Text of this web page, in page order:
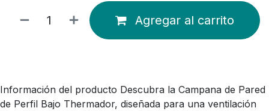
Agregar al carrito
Información del producto Descubra la Campana de Pared
de Perfil Bajo Thermador, diseñada para una ventilación